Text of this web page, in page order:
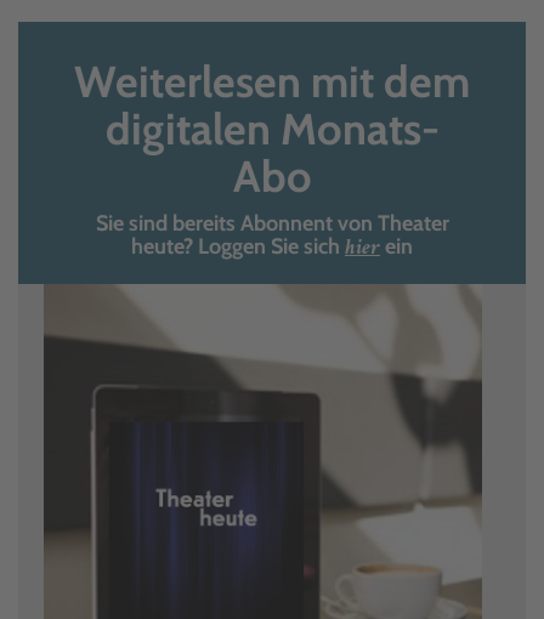
Weiterlesen mit dem
digitalen Monats-
Abo
Sie sind bereits Abonnent von Theater
heute? Loggen Sie sich hierein